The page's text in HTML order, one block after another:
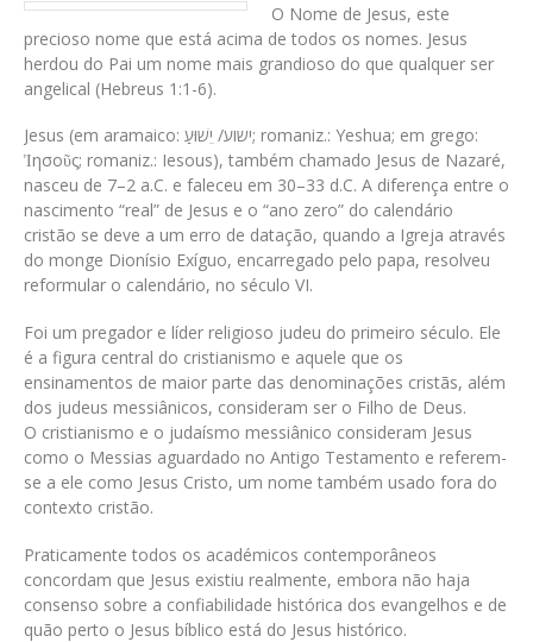
O Nome de Jesus, este
precioso nome que está acima de todos os nomes. Jesus
herdou do Pai um nome mais grandioso do que qualquer ser
angelical (Hebreus 1:1-6).
Jesus (em aramaico: ישוע/ יֵשׁוּעַ; romaniz.: Yeshua; em grego:
Ἰησοῦς; romaniz.: Iesous), também chamado Jesus de Nazaré,
nasceu de 7–2 a.C. e faleceu em 30–33 d.C. A diferença entre o
nascimento “real” de Jesus e o “ano zero” do calendário
cristão se deve a um erro de datação, quando a Igreja através
do monge Dionísio Exíguo, encarregado pelo papa, resolveu
reformular o calendário, no século VI.
Foi um pregador e líder religioso judeu do primeiro século. Ele
é a figura central do cristianismo e aquele que os
ensinamentos de maior parte das denominações cristãs, além
dos judeus messiânicos, consideram ser o Filho de Deus.
O cristianismo e o judaísmo messiânico consideram Jesus
como o Messias aguardado no Antigo Testamento e referem-
se a ele como Jesus Cristo, um nome também usado fora do
contexto cristão.
Praticamente todos os académicos contemporâneos
concordam que Jesus existiu realmente, embora não haja
consenso sobre a confiabilidade histórica dos evangelhos e de
quão perto o Jesus bíblico está do Jesus histórico.